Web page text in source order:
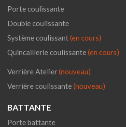
Porte coulissante
Double coulissante
Système coulissant(en cours)
Quincaillerie coulissante (en cours)
Verrière Atelier(nouveau)
Verrière coulissante (nouveau)
BATTANTE
Porte battante